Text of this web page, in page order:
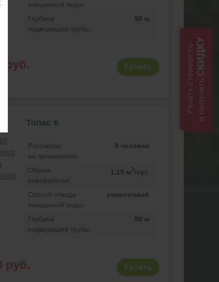
очищенной воды:
Глубина
подводящей трубы::
90 м
руб. Купить
Топас 6
Рассчитан
на проживание:
6 человек
Объем
переработки:
1.15 м3/сут.
Способ отвода
очищенной воды:
самотечный
Глубина
подводящей трубы::
90 м
руб. Купить
Узнать стоимостьи получить
СКИДКУ